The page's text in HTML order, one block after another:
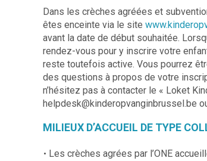
Dans les crèches agréées et
êtes enceinte via le site
avant la date de début souhaitée.
rendez-vous pour y inscrire votre
reste toutefois active. Vous pourrez
des questions à propos de votre
n’hésitez pas à contacter le « Loket
helpdesk@kinderopvanginbrussel.be
MILIEUX D’ACCUEIL DE TYPE
Les crèches agrées par l’ONE